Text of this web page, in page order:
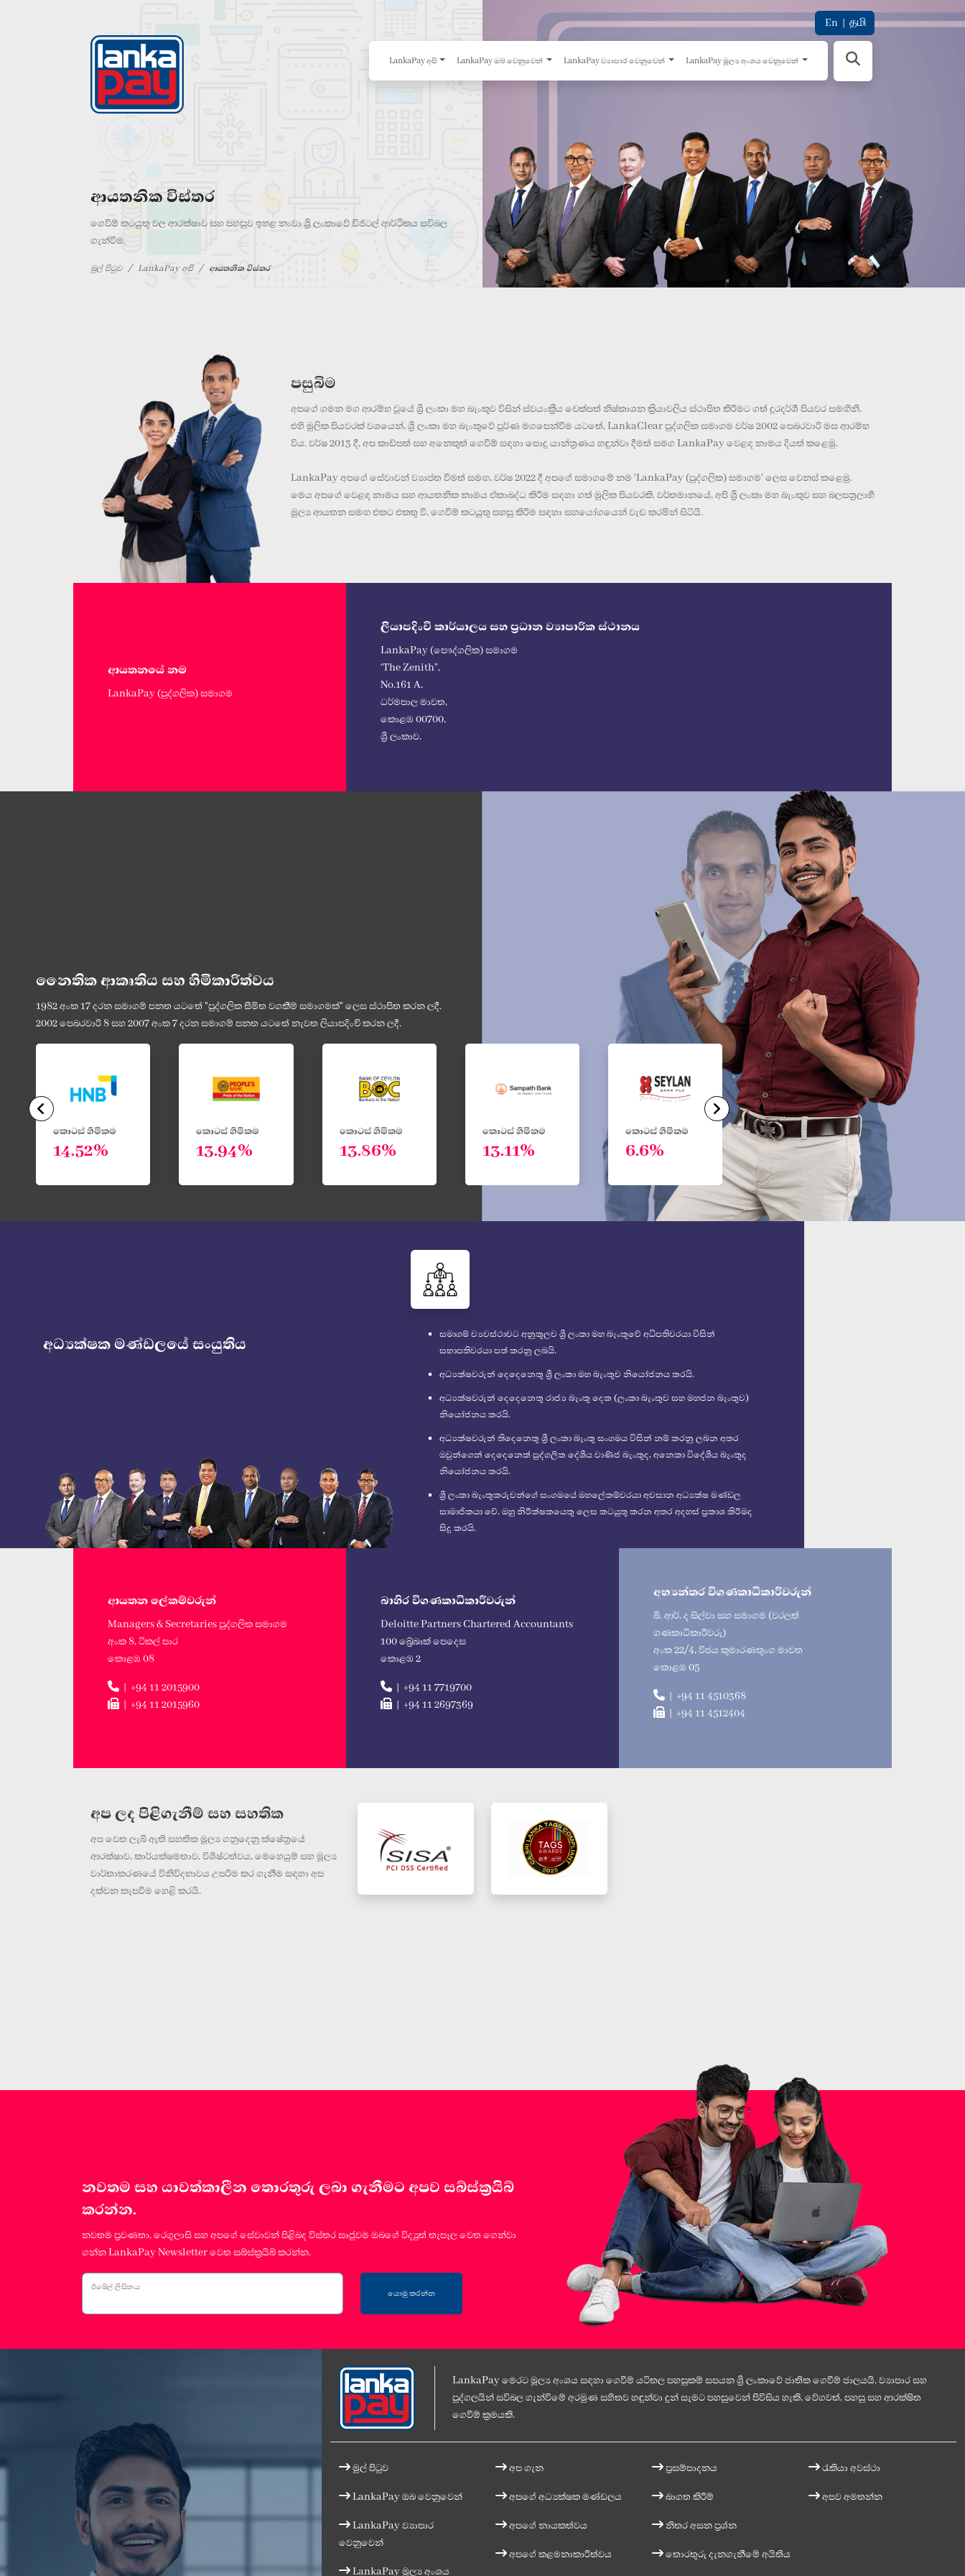
En | தமி
LankaPay අපි LankaPay ඔබ වෙනුවෙන් LankaPay ව්‍යාපාර වෙනුවෙන් LankaPay මූල්‍ය අංශය වෙනුවෙන්
ආයතනික විස්තර
ගෙවීම් කටයුතු වල ආරක්ෂාව සහ පහසුව ඉහළ නංවා ශ්‍රී ලංකාවේ ඩිජිටල් ආර්ථිකය සවිබල
ගැන්වීම.
මුල් පිටුව LankaPay අපි ආයතනික විස්තර
පසුබිම
අපගේ ගමන මග ආරම්භ වූයේ ශ්‍රී ලංකා මහ බැංකුව විසින් ස්වයංක්‍රීය චෙක්පත් නිෂ්කාශන ක්‍රියාවලිය ස්ථාපිත කිරීමට ගත් දූරදර්ශී පියවර සමඟිනි.
එහි මුලික පියවරක් වශයෙන්, ශ්‍රී ලංකා මහ බැංකුවේ පුර්ණ මගපෙන්වීම යටතේ, LankaClear පුද්ගලික සමාගම වර්ෂ 2002 පෙබරවාරි මස ආරම්භ
විය. වර්ෂ 2013 දී, අප කාඩ්පත් සහ අනෙකුත් ගෙවීම් සඳහා පොදු යාන්ත්‍රණය හඳුන්වා දීමත් සමග LankaPay වෙළඳ නාමය දියත් කළෙමු.
LankaPay අපගේ සේවාවන් ව්‍යාප්ත වීමත් සමඟ, වර්ෂ 2022 දී අපගේ සමාගමේ නම 'LankaPay (පුද්ගලික) සමාගම' ලෙස වෙනස් කළෙමු.
මෙය අපගේ වෙළඳ නාමය සහ ආයතනික නාමය ඒකාබද්ධ කිරීම සඳහා ගත් මුලික පියවරකි. වර්තමානයේ, අපි ශ්‍රී ලංකා මහ බැංකුව සහ බලපත්‍රලාභී
මුල්‍ය ආයතන සමඟ එකට එකතු වී, ගෙවීම් කටයුතු පහසු කිරීම සඳහා සහයෝගයෙන් වැඩ කරමින් සිටියි.
ආයතනයේ නම
LankaPay (පුද්ගලික) සමාගම
ලියාපදිංචි කාර්යාලය සහ ප්‍රධාන ව්‍යාපාරික ස්ථානය
LankaPay (පෞද්ගලික) සමාගම
‘The Zenith”,
No.161 A,
ධර්මපාල මාවත,
කොළඹ 00700,
ශ්‍රී ලංකාව.
නෛතික ආකෘතිය සහ හිමිකාරිත්වය
1982 අංක 17 දරන සමාගම් පනත යටතේ "පුද්ගලික සීමිත වගකීම් සමාගමක්" ලෙස ස්ථාපිත කරන ලදී.
2002 පෙබරවාරි 8 සහ 2007 අංක 7 දරන සමාගම් පනත යටතේ නැවත ලියාපදිංචි කරන ලදී.
කොටස් හිමිකම
13.94%
කොටස් හිමිකම
13.86%
කොටස් හිමිකම
13.11%
කොටස් හිමිකම
6.6%
කොටස් හිමිකම
6.56%
කොටස් හිමිකම
1.31%
අධ්‍යක්ෂක මණ්ඩලයේ සංයුතිය
සමාගම් ව්‍යවස්ථාවට අනුකූලව ශ්‍රී ලංකා මහ බැංකුවේ අධිපතිවරයා විසින්
සභාපතිවරයා පත් කරනු ලබයි.
අධ්‍යක්ෂවරුන් දෙදෙනෙකු ශ්‍රී ලංකා මහ බැංකුව නියෝජනය කරයි.
අධ්‍යක්ෂවරුන් දෙදෙනෙකු රාජ්‍ය බැංකු දෙක (ලංකා බැංකුව සහ මහජන බැංකුව)
නියෝජනය කරයි.
අධ්‍යක්ෂවරුන් තිදෙනෙකු ශ්‍රී ලංකා බැංකු සංගමය විසින් නම් කරනු ලබන අතර
ඔවුන්ගෙන් දෙදෙනෙක් පුද්ගලික දේශීය වාණිජ බැංකුද, අනෙකා විදේශීය බැංකුද
නියෝජනය කරයි.
ශ්‍රී ලංකා බැංකුකරුවන්ගේ සංගමයේ මහලේකම්වරයා අවසාන අධ්‍යක්ෂ මණ්ඩල
සාමාජිකයා වේ. ඔහු නිරීක්ෂකයෙකු ලෙස කටයුතු කරන අතර අදහස් ප්‍රකාශ කිරීමද
සිදු කරයි.
ආයතන ලේකම්වරුන්
Managers & Secretaries පුද්ගලික සමාගම
අංක 8, ටිකල් පාර
කොළඹ 08
| +94 11 2015900
| +94 11 2015960
බාහිර විගණකාධිකාරීවරුන්
Deloitte Partners Chartered Accountants
100 බ්‍රේබෘක් පෙදෙස
කොළඹ 2
| +94 11 7719700
| +94 11 2697369
අභ්‍යන්තර විගණකාධිකාරීවරුන්
බී. ආර්. ද සිල්වා සහ සමාගම (වරලත්
ගණකාධිකාරීවරු)
අංක 22/4, විජය කුමාරණතුංග මාවත
කොළඹ 05
| +94 11 4510368
| +94 11 4512404
අප ලද පිළිගැනීම් සහ සහතික
අප වෙත ලැබී ඇති සහතික මූල්‍ය ගනුදෙනු ක්ෂේත්‍රයේ
ආරක්ෂාව, කාර්යක්ෂමතාව, විශිෂ්ටත්වය, මෙහෙයුම් සහ මූල්‍ය
වාර්තාකරණයේ විනිවිදභාවය උපරිම කර ගැනීම සඳහා අප
දක්වන කැපවීම හෙළි කරයි.
නවතම සහ යාවත්කාලීන තොරතුරු ලබා ගැනීමට අපව සබ්ස්ක්‍රයිබ්
කරන්න.
නවතම ප්‍රවණතා, රෙගුලාසි සහ අපගේ සේවාවන් පිළිබද විස්තර සෘජුවම ඔබගේ විද්‍යුත් තැපෑල වෙත ගෙන්වා
ගන්න LankaPay Newsletter වෙත සබ්ස්ක්‍රයිබ් කරන්න.
ඊමේල් ලිපිනය
යොමු කරන්න
LankaPay මෙරට මූල්‍ය අංශය සඳහා ගෙවීම් යටිතල පහසුකම් සපයන ශ්‍රී ලංකාවේ ජාතික ගෙවීම් ජාලයයි. ව්‍යාපාර සහ
පුද්ගලයින් සවිබල ගැන්වීමේ අරමුණ සහිතව හඳුන්වා දුන් සැමට පහසුවෙන් පිවිසිය හැකි, වේගවත්, පහසු සහ ආරක්ෂිත
ගෙවීම් ක්‍රමයකි.
මුල් පිටුව
LankaPay ඔබ වෙනුවෙන්
LankaPay ව්‍යාපාර
වෙනුවෙන්
LankaPay මූල්‍ය අංශය
අප ගැන
අපගේ අධ්‍යක්ෂක මණ්ඩලය
අපගේ නායකත්වය
අපගේ කළමනාකාරීත්වය
ප්‍රසම්පාදනය
බාගත කිරීම්
නිතර අසන ප්‍රශ්න
තොරතුරු දැනගැනීමේ අයිතිය
රැකියා අවස්ථා
අපව අමතන්න